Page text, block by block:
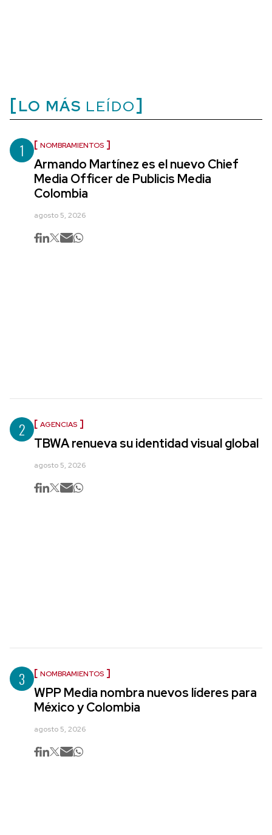
LO MÁS LEÍDO
1 NOMBRAMIENTOS
Armando Martínez es el nuevo Chief
Media Officer de Publicis Media
Colombia
agosto 5, 2026
2 AGENCIAS
TBWA renueva su identidad visual global
agosto 5, 2026
3 NOMBRAMIENTOS
WPP Media nombra nuevos líderes para
México y Colombia
agosto 5, 2026